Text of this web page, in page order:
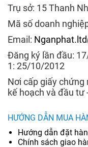
Trụ sở: 15 Thanh
Mã số doanh
Email:
Đăng ký lần đầu:
1: 25/10/2012
Nơi cấp giấy chứng
kế hoạch và đầu tư
HƯỚNG DẪN MUA
Hướng dẫn đặt
Chính sách giao